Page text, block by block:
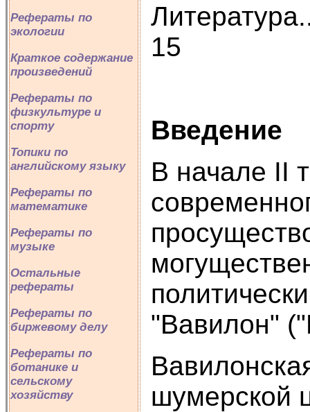
Рефераты по
экологии
Краткое содержание
произведений
Рефераты по
физкультуре и
спорту
Топики по
английскому языку
Рефераты по
математике
Рефераты по
музыке
Остальные
рефераты
Рефераты по
биржевому делу
Рефераты по
ботанике и
сельскому
хозяйству
15
Введение
В начале II
"Вавилон"
шумерской